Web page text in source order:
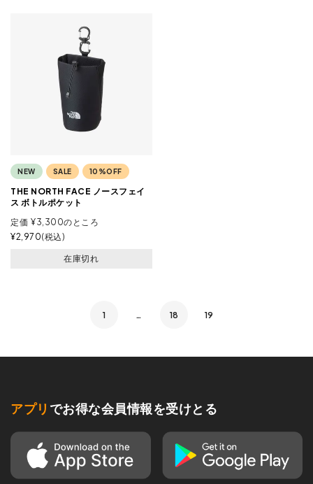
NEW SALE 10%OFF
THE NORTH FACE ノースフェイ
ス ボトルポケット
定価 ¥3,300のところ
¥2,970 税込
在庫切れ
1 … 18 19
アプリ でお得な会員情報を受けとる